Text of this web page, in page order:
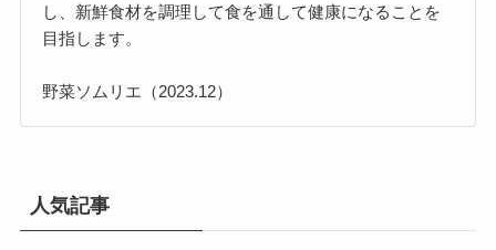
し、新鮮食材を調理して食を通して健康になることを
目指します。
野菜ソムリエ（2023.12）
人気記事